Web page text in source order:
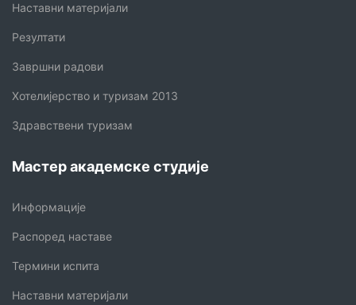
Наставни материјали
Резултати
Завршни радови
Хотелијерство и туризам 2013
Здравствени туризам
Мастер академске студије
Информације
Распоред наставе
Термини испита
Наставни материјали